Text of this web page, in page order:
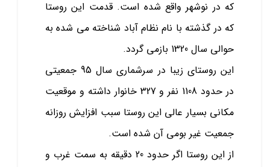
که در نوشهر واقع شده است. قدمت این روستا
که در گذشته با نام نظام آباد شناخته می شده به
حوالی سال 1320 بازمی گردد.
این روستای زیبا در سرشماری سال 95 جمعیتی
در حدود 1108 نفر و 327 خانوار داشته و موقعیت
مکانی بسیار عالی این روستا سبب افزایش روزانه
جمعیت غیر بومی آن شده است.
از این روستا اگر حدود 20 دقیقه به سمت غرب و